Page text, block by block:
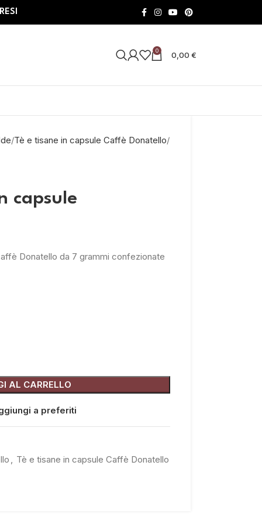
0 0,00 €
Tè e tisane in capsule Caffè Donatello
capsule
Donatello da 7 grammi confezionate
AL CARRELLO
a preferiti
, Tè e tisane in capsule Caffè Donatello